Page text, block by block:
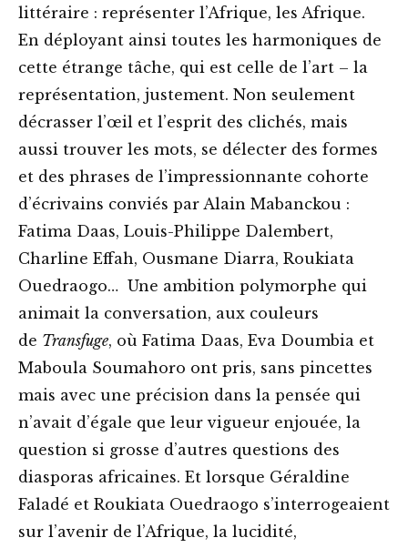
littéraire : représenter l’Afrique, les Afrique.
En déployant ainsi toutes les harmoniques de
cette étrange tâche, qui est celle de l’art – la
représentation, justement. Non seulement
décrasser l’œil et l’esprit des clichés, mais
aussi trouver les mots, se délecter des formes
et des phrases de l’impressionnante cohorte
d’écrivains conviés par Alain Mabanckou :
Fatima Daas, Louis-Philippe Dalembert,
Charline Effah, Ousmane Diarra, Roukiata
Ouedraogo… Une ambition polymorphe qui
animait la conversation, aux couleurs
de Transfuge, où Fatima Daas, Eva Doumbia et
Maboula Soumahoro ont pris, sans pincettes
mais avec une précision dans la pensée qui
n’avait d’égale que leur vigueur enjouée, la
question si grosse d’autres questions des
diasporas africaines. Et lorsque Géraldine
Faladé et Roukiata Ouedraogo s’interrogeaient
sur l’avenir de l’Afrique, la lucidité,